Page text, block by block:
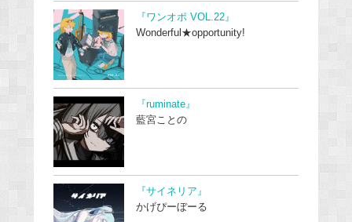
『ワンオポ VOL.22』
Wonderful★opportunity!
『ruminate』
藍宮ことの
『サイネリア』
かげぴーぼーる